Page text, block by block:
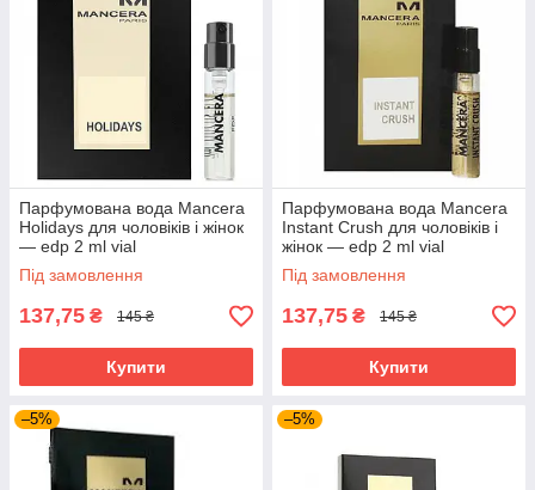
Парфумована вода Mancera
Holidays для чоловіків і жінок
— edp 2 ml vial
Під замовлення
137,75 ₴ 145 ₴
Купити
Парфумована вода Mancera
Instant Crush для чоловіків і
жінок — edp 2 ml vial
Під замовлення
137,75 ₴ 145 ₴
Купити
–5% –5%